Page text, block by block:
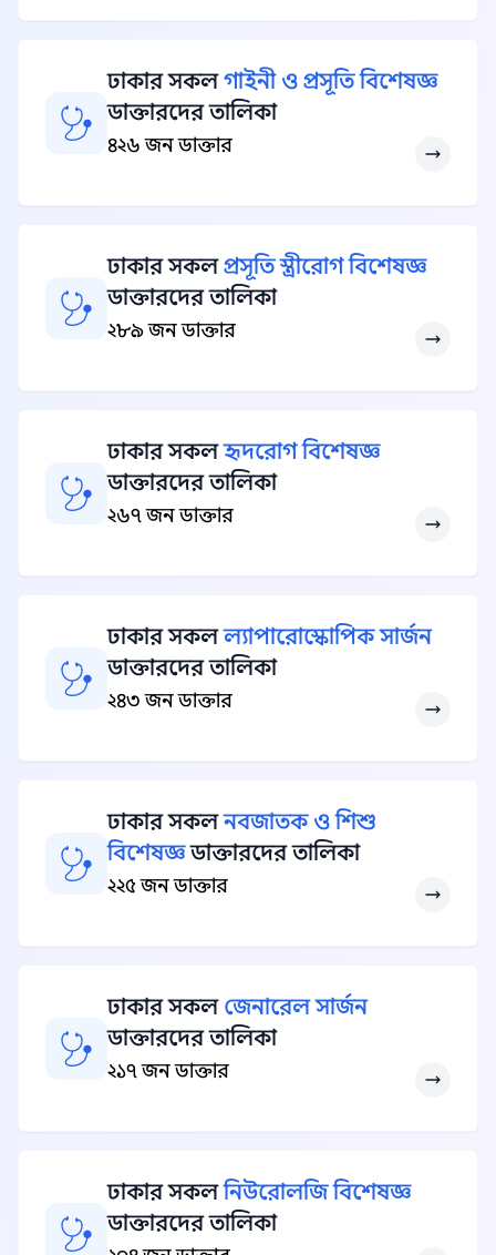
ঢাকার সকলগাইনী ও প্রসূতি বিশেষজ্ঞ
ডাক্তারদের তালিকা
৪২৬ জন ডাক্তার
ঢাকার সকলপ্রসূতি স্ত্রীরোগ বিশেষজ্ঞ
ডাক্তারদের তালিকা
২৮৯ জন ডাক্তার
ঢাকার সকলহৃদরোগ বিশেষজ্ঞ
ডাক্তারদের তালিকা
২৬৭ জন ডাক্তার
ঢাকার সকলল্যাপারোস্কোপিক সার্জন
ডাক্তারদের তালিকা
২৪৩ জন ডাক্তার
ঢাকার সকলনবজাতক ও শিশু
বিশেষজ্ঞডাক্তারদের তালিকা
২২৫ জন ডাক্তার
ঢাকার সকল জেনারেল সার্জন
ডাক্তারদের তালিকা
২১৭ জন ডাক্তার
ঢাকার সকলনিউরোলজি বিশেষজ্ঞ
ডাক্তারদের তালিকা